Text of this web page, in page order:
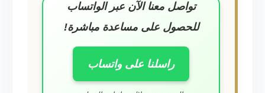
تواصل معنا الآن عبر الواتساب
للحصول على مساعدة مباشرة!
راسلنا على واتساب